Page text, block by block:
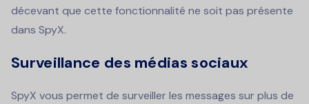
décevant que cette fonctionnalité ne soit pas présente
dans SpyX.
Surveillance des médias sociaux
SpyX vous permet de surveiller les messages sur plus de